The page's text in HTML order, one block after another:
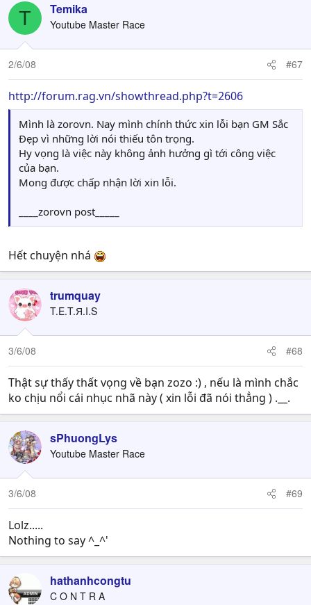
T Temika
Youtube Master Race
2/6/08 #67
http://forum.rag.vn/showthread.php?t=2606
Mình là zorovn. Nay mình chính thức xin lỗi bạn GM Sắc
Đẹp vì những lời nói thiếu tôn trọng.
Hy vọng là việc này không ảnh hưởng gì tới công việc
của bạn.
Mong được chấp nhận lời xin lỗi.
____zorovn post_____
Hết chuyện nhá
trumquay
T.E.T.Я.I.S
3/6/08 #68
Thật sự thấy thất vọng về bạn zozo :) , nếu là mình chắc
ko chịu nổi cái nhục nhã này ( xin lỗi đã nói thẳng ) .__.
sPhuongLys
Youtube Master Race
3/6/08 #69
Lolz.....
Nothing to say ^_^'
hathanhcongtu
C O N T R A